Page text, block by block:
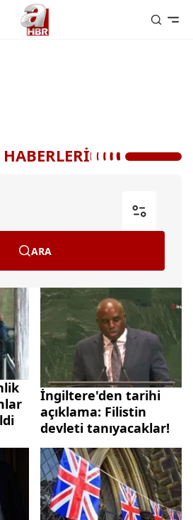
ARA
İngiltere'den tarihi
açıklama: Filistin
devleti tanıyacaklar!